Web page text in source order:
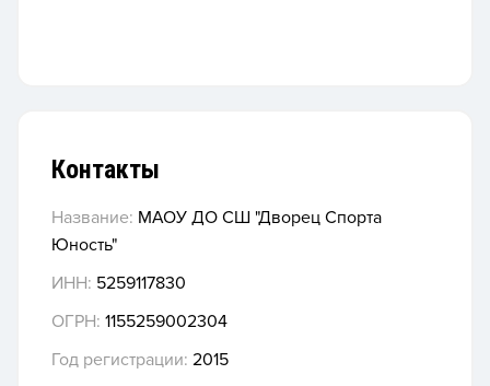
Контакты
Название: МАОУ ДО СШ "Дворец Спорта
Юность"
ИНН: 5259117830
ОГРН: 1155259002304
Год регистрации: 2015